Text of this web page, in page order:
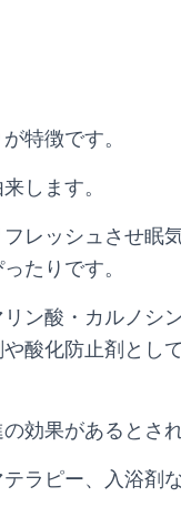
特徴です。
します。
レッシュさせ眠
たりです。
ン酸・カルノシ
酸化防止剤とし
効果があるとされ
ラピー、入浴剤